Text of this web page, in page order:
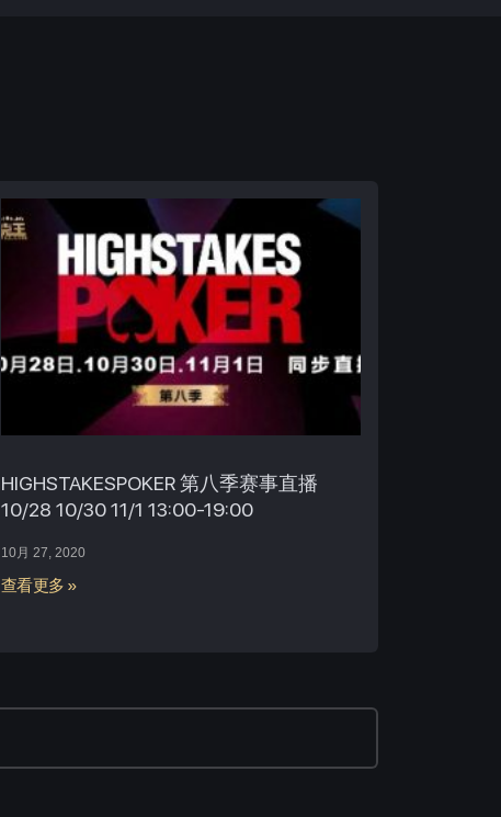
HIGHSTAKESPOKER 第八季赛事直播
10/28 10/30 11/1 13:00-19:00
10月 27, 2020
查看更多 »